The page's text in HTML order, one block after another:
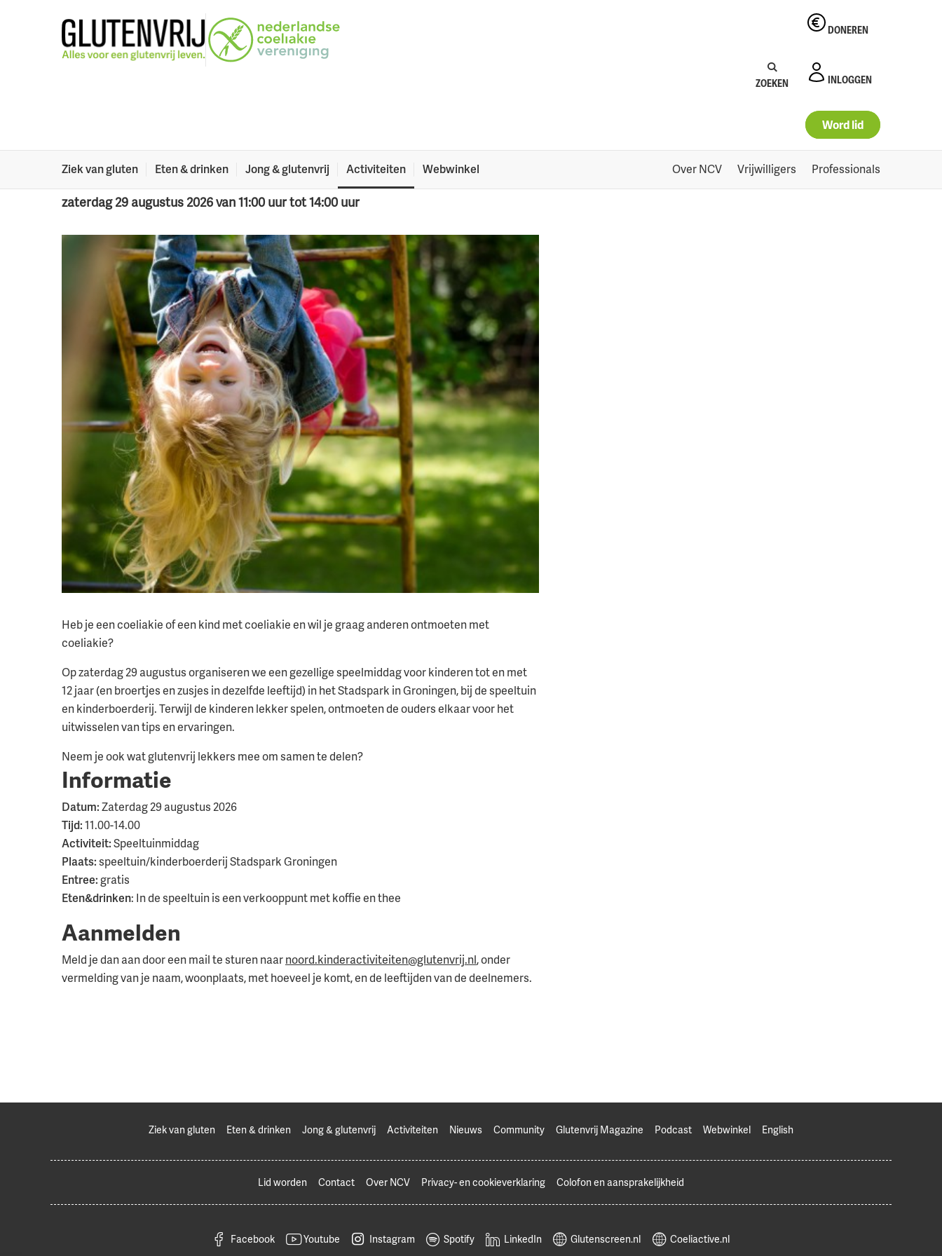
Zoeken:Zoeken
ZOEKEN
DONEREN
INLOGGEN
Word lid
Ziek van gluten Eten & drinken Jong & glutenvrij Activiteiten Webwinkel Over NCV Vrijwilligers Professionals
Alle activiteiten
Groningen
zaterdag 29 augustus 2026 van 11:00 uur tot 14:00 uur
Heb je een coeliakie of een kind met coeliakie en wil je graag anderen ontmoeten met
coeliakie?
Op zaterdag 29 augustus organiseren we een gezellige speelmiddag voor kinderen tot en met
12 jaar (en broertjes en zusjes in dezelfde leeftijd) in het Stadspark in Groningen, bij de speeltuin
en kinderboerderij. Terwijl de kinderen lekker spelen, ontmoeten de ouders elkaar voor het
uitwisselen van tips en ervaringen.
Neem je ook wat glutenvrij lekkers mee om samen te delen?
Informatie
Datum:Zaterdag 29 augustus 2026
Tijd:11.00-14.00
Activiteit:Speeltuinmiddag
Plaats:speeltuin/kinderboerderij Stadspark Groningen
Entree:gratis
Eten&drinken: In de speeltuin is een verkooppunt met koffie en thee
Aanmelden
Meld je dan aan door een mail te sturen naarnoord.kinderactiviteiten@glutenvrij.nl, onder
vermelding van je naam, woonplaats, met hoeveel je komt, en de leeftijden van de deelnemers.
Ziek van gluten Eten & drinken Jong & glutenvrij Activiteiten Nieuws Community Glutenvrij Magazine Podcast Webwinkel English
Lid worden Contact Over NCV Privacy- en cookieverklaring Colofon en aansprakelijkheid
Facebook Youtube Instagram Spotify LinkedIn Glutenscreen.nl Coeliactive.nl